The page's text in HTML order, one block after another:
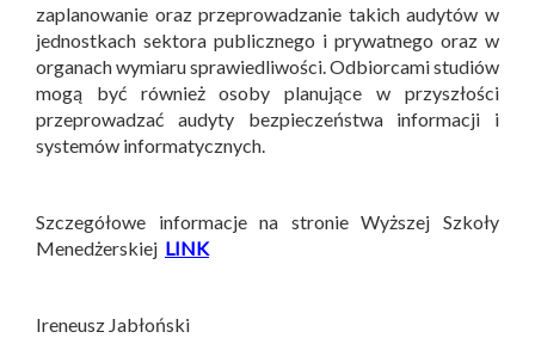
zaplanowanie oraz przeprowadzanie takich audytów w
jednostkach sektora publicznego i prywatnego oraz w
organach wymiaru sprawiedliwości. Odbiorcami studiów
mogą być również osoby planujące w przyszłości
przeprowadzać audyty bezpieczeństwa informacji i
systemów informatycznych.
Szczegółowe informacje na stronie Wyższej Szkoły
Menedżerskiej LINK
Ireneusz Jabłoński